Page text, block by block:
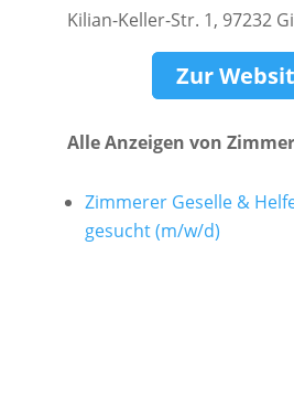
Kilian-Keller-Str. 1, 97232
Zur
Alle Anzeigen von
Zimmerer Geselle &
gesucht (m/w/d)